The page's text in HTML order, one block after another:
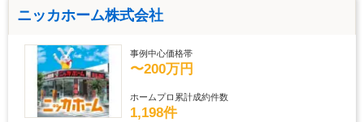
ニッカホーム株式会社
事例中心価格帯
〜200万円
ホームプロ累計成約件数
1,198件